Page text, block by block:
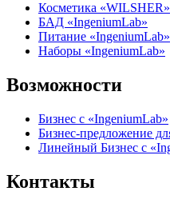
Косметика «WILSHER»
БАД «IngeniumLab»
Питание «IngeniumLab»
Наборы «IngeniumLab»
Возможности
Бизнес с «IngeniumLab»
Бизнес-предложение
Линейный Бизнес с
Контакты